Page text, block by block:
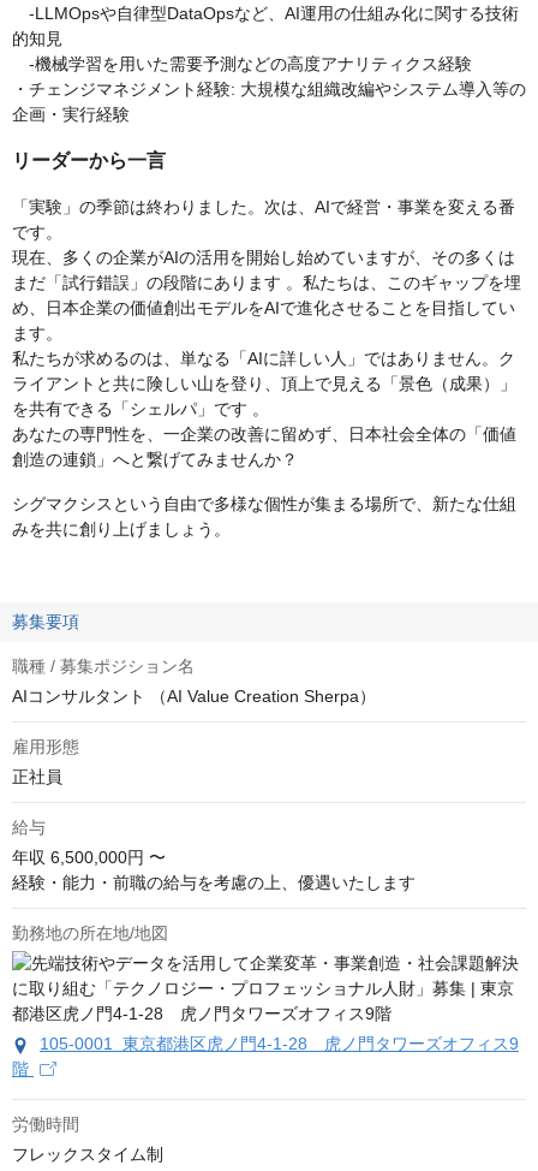
-LLMOpsや自律型DataOpsなど、AI運用の仕組み化に関する技術
的知見
-機械学習を用いた需要予測などの高度アナリティクス経験
・チェンジマネジメント経験: 大規模な組織改編やシステム導入等の
企画・実行経験
リーダーから一言
「実験」の季節は終わりました。次は、AIで経営・事業を変える番
です。
現在、多くの企業がAIの活用を開始し始めていますが、その多くは
まだ「試行錯誤」の段階にあります 。私たちは、このギャップを埋
め、日本企業の価値創出モデルをAIで進化させることを目指してい
ます。
私たちが求めるのは、単なる「AIに詳しい人」ではありません。ク
ライアントと共に険しい山を登り、頂上で見える「景色（成果）」
を共有できる「シェルパ」です 。
あなたの専門性を、一企業の改善に留めず、日本社会全体の「価値
創造の連鎖」へと繋げてみませんか？
シグマクシスという自由で多様な個性が集まる場所で、新たな仕組
みを共に創り上げましょう。
募集要項
職種 / 募集ポジション名
AIコンサルタント （AI Value Creation Sherpa）
雇用形態
正社員
給与
年収 6,500,000円 〜
経験・能力・前職の給与を考慮の上、優遇いたします
勤務地の所在地/地図
105-0001 東京都港区虎ノ門4-1-28 虎ノ門タワーズオフィス9
階
労働時間
フレックスタイム制